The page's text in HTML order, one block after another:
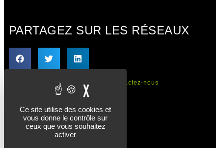
Ce site utilise des cookies et
vous donne le contrôle sur
ceux que vous souhaitez
activer
X
PARTAGEZ SUR LES RÉSEAUX
Mentions légales Contactez-nous